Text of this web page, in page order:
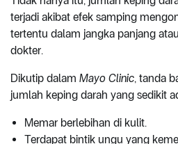
terjadi akibat efek samping
tertentu dalam jangka panjang
dokter.
Dikutip dalam Mayo Clinic, tanda
jumlah keping darah yang sedikit
Memar berlebihan di kulit.
Terdapat bintik ungu yang